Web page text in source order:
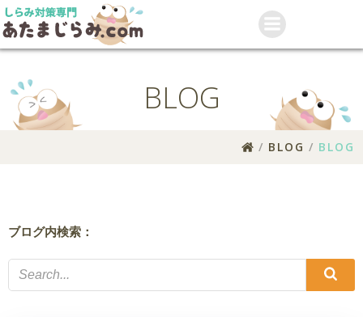
へ
BLOG
BLOG BLOG
ブログ内検索：